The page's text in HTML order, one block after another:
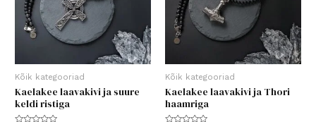
Kõik kategooriad
Kaelakee laavakivi ja suure
keldi ristiga
Kõik kategooriad
Kaelakee laavakivi ja Thori
haamriga